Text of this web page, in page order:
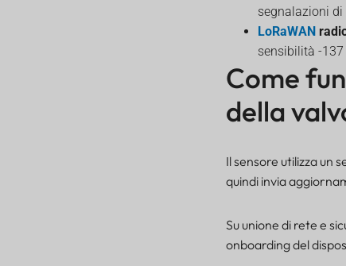
segnalazioni
LoRaWAN
sensibilità -
Come
della
Il sensore utilizza un
quindi invia
Su unione di rete e
onboarding del